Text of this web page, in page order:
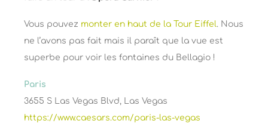
Vous pouvez monter en haut de la Tour Eiffel. Nous
ne l’avons pas fait mais il paraît que la vue est
superbe pour voir les fontaines du Bellagio !
Paris
3655 S Las Vegas Blvd, Las Vegas
https://www.caesars.com/paris-las-vegas